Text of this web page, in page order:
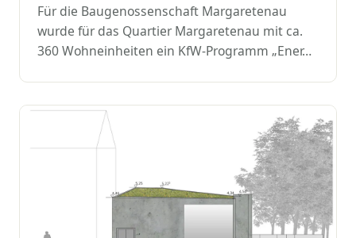
Für die Baugenossenschaft Margaretenau
wurde für das Quartier Margaretenau mit ca.
360 Wohneinheiten ein KfW-Programm „Ener…